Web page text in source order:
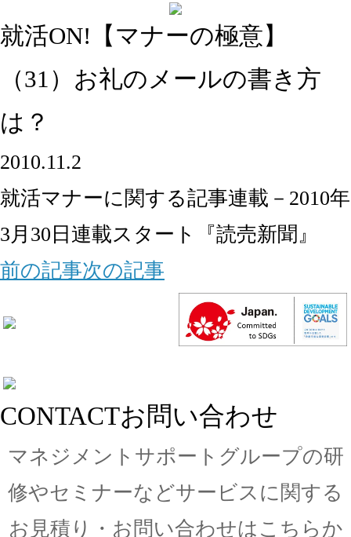
就活ON!【マナーの極意】
（31）お礼のメールの書き方
は？
2010.11.2
就活マナーに関する記事連載－2010年
3月30日連載スタート『読売新聞』
前の記事次の記事
CONTACTお問い合わせ
マネジメントサポートグループの研
修やセミナーなどサービスに関する
お見積り・ お問い合わせはこちらか